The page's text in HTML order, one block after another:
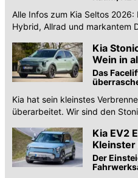
Alle Infos zum Kia Seltos
Hybrid, Allrad und markantem
Kia
Wein in
Das
Kia hat sein kleinstes
überarbeitet. Wir sind den
Kia EV2
Kleinster
Der